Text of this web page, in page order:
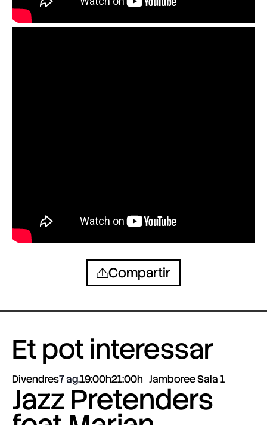
Compartir
Et pot interessar
Divendres7 ag.19:00h21:00h Jamboree Sala 1
Jazz Pretenders